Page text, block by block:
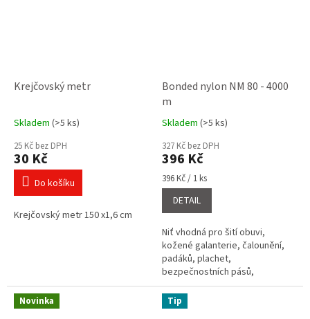
Krejčovský metr
Průměrné
hodnocení
produktu
je
5,0
hvězdiček.
Skladem (>5 ks)
25 Kč bez DPH
30 Kč
Do košíku
Krejčovský metr 150 x1,6 cm
Bonded nylon NM 80 - 4000
m
Průměrné
hodnocení
produktu
je
4,6
z
hvězdiček.
Skladem (>5 ks)
327 Kč bez DPH
396 Kč
Měrná
cena:
396 Kč / 1 ks
DETAIL
Niť vhodná pro šití obuvi,
kožené galanterie, čalounění,
padáků, plachet,
bezpečnostních pásů,
velkoobjemových vaků, člunů,
nafukovacích balonů. Nitě do
overlocku vhodné pro...
Novinka Tip